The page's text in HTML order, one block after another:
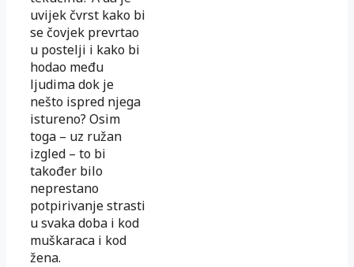
uvijek čvrst kako bi
se čovjek prevrtao
u postelji i kako bi
hodao među
ljudima dok je
nešto ispred njega
istureno? Osim
toga – uz ružan
izgled – to bi
također bilo
neprestano
potpirivanje strasti
u svaka doba i kod
muškaraca i kod
žena.